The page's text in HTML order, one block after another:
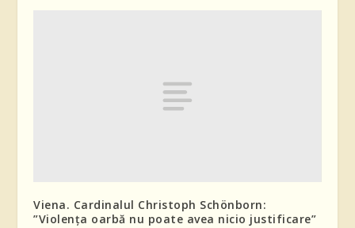
Viena. Cardinalul Christoph Schönborn:
”Violența oarbă nu poate avea nicio justificare”